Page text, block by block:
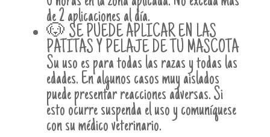
de 2 aplicaciones al día.
🐶 SE PUEDE APLICAR EN LAS
PATITAS Y PELAJE DE TU MASCOTA
Su uso es para todas las razas y todas las
edades. En algunos casos muy aislados
puede presentar reacciones adversas. Si
esto ocurre suspenda el uso y comuníquese
con su médico veterinario.